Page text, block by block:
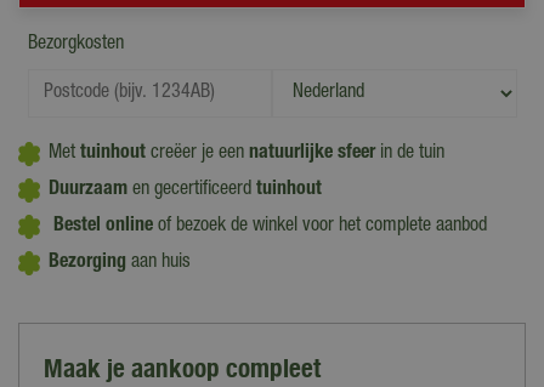
Bezorgkosten
Met tuinhout creëer je een natuurlijke sfeerin de tuin
Duurzaam en gecertificeerd tuinhout
Bestel online of bezoek de winkel voor het complete aanbod
Bezorging aan huis
Maak je aankoop compleet